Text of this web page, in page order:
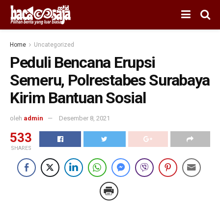
Home Uncategorized
Peduli Bencana Erupsi
Semeru, Polrestabes Surabaya
Kirim Bantuan Sosial
oleh admin Desember 8, 2021
533
SHARES